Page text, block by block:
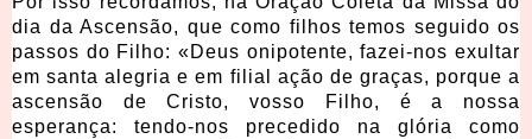
dia da Ascensão, que como filhos temos seguido os
passos do Filho: «Deus onipotente, fazei-nos exultar
em santa alegria e em filial ação de graças, porque a
ascensão de Cristo, vosso Filho, é a nossa
esperança: tendo-nos precedido na glória como